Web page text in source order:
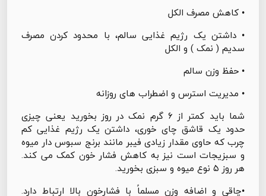
• کاهش مصرف الکل
• داشتن یک رژیم غذایی سالم، با محدود کردن مصرف
سدیم ( نمک ) و الکل
• حفظ وزن سالم
• مدیریت استرس و اضطراب های روزانه
شما باید کمتر از ۶ گرم نمک در روز بخورید یعنی چیزی
حدود یک قاشق چای خوری، داشتن یک رژیم غذایی کم
چرب که حاوی مقدار زیادی فیبر مانند برنج سبوس دار میوه
و سبزیجات است نیز به کاهش فشار خون کمک می کند.
هر روز ۵ نوع میوه و سبزی بخورید.
•چاقی و اضافه وزن مسلماً با فشارخون بالا ارتباط دارد.